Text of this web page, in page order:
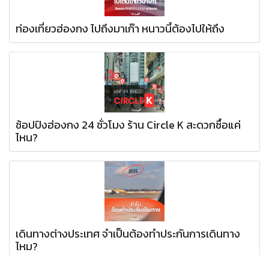
ท่องเที่ยวฮ่องกง ไปถึงมาเก๊า หนาวนี้ต้องไปให้ถึง
ช้อปปิงฮ่องกง 24 ชั่วโมง ร้าน Circle K สะดวกซื้อแค่
ไหน?
เดินทางต่างประเทศ จำเป็นต้องทำประกันการเดินทาง
ไหม?